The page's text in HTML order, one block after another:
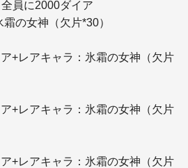
女神（欠片*30）
アキャラ：氷霜の女神（欠片
アキャラ：氷霜の女神（欠片
アキャラ：氷霜の女神（欠片